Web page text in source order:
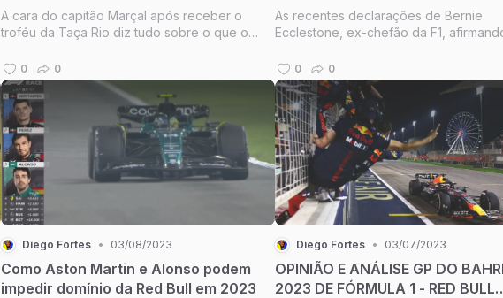
A cara do capitão Marçal após receber o
troféu da Taça Rio diz tudo sobre o que o
mais de um ano de Luís Castro no comando da
equipe, observamos uma involução que passa
pelo meio-campo pouco criativo e...
0 0
As recentes declarações de Bernie
Ecclestone, ex-chefão da F1,
Mosley, sabiam do acidente proposital
Nelsinho Piquet reacenderam uma das
sérias polêmicas da história recente
0 0
Diego Fortes • 03/08/2023
Como Aston Martin e Alonso podem
impedir domínio da Red Bull em 2023
Diego Fortes • 03/07/2023
OPINIÃO E ANÁLISE GP DO
2023 DE FÓRMULA 1 - RED BULL